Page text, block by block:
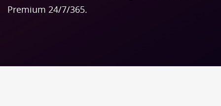
Premium 24/7/365.